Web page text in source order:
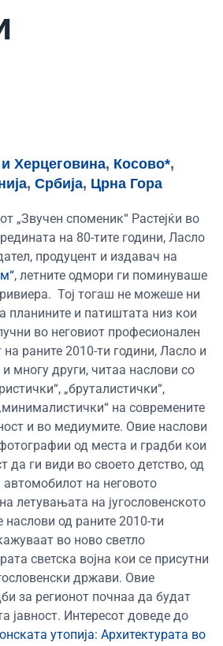
Херцеговина, Косово*,
, Србија, Црна Гора
„Звучен споменик“ Растејќи во
на 80-тите години, Ласло
продуцент и издавач на
, летните одмори ги поминуваше
Тој тогаш не можеше ни
планините и патиштата низ кои
во неговиот професионален
раните 2010-ти години, Ласло и
многу други, читаа наслови со
„бруталистички“,
на современите
и во медиумите. Овие наслови
од места и градби кои
ги види во своето детство, од
на неговото
летувањата на југословенското
наслови од раните 2010-ти
во ново светло
светска војна кои се присутни
држави. Овие
за регионот почнаа да будат
јавност. Интересот доведе до
утопија: Архитектурата во